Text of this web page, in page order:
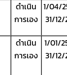
ดำเนิน
การเอง
1/04/
31/
ดำเนิน
การเอง
1/01/
31/